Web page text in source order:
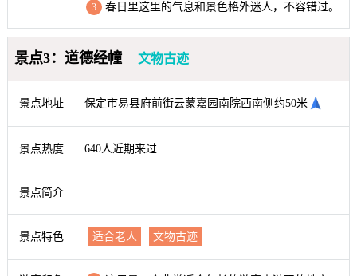
3 春日里这里的气息和景色格外迷人，不容错过。
景点3：道德经幢 文物古迹
景点地址 保定市易县府前街云蒙嘉园南院西南侧约50米
景点热度 640人近期来过
景点简介
景点特色 适合老人 文物古迹